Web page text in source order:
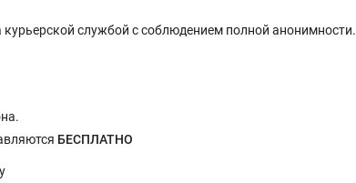
службой с соблюдением полной анонимности.
БЕСПЛАТНО